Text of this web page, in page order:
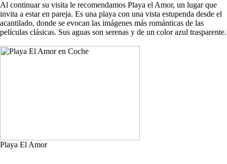
Al continuar su visita le recomendamos Playa el Amor, un lugar que
invita a estar en pareja. Es una playa con una vista estupenda desde el
acantilado, donde se evocan las imágenes más románticas de las
películas clásicas. Sus aguas son serenas y de un color azul trasparente.
Playa El Amor